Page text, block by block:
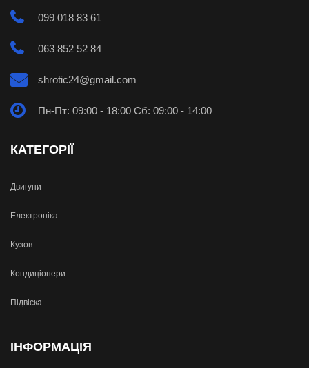
099 018 83 61
063 852 52 84
shrotic24@gmail.com
Пн-Пт: 09:00 - 18:00 Сб: 09:00 - 14:00
КАТЕГОРІЇ
Двигуни
Електроніка
Кузов
Кондиціонери
Підвіска
ІНФОРМАЦІЯ